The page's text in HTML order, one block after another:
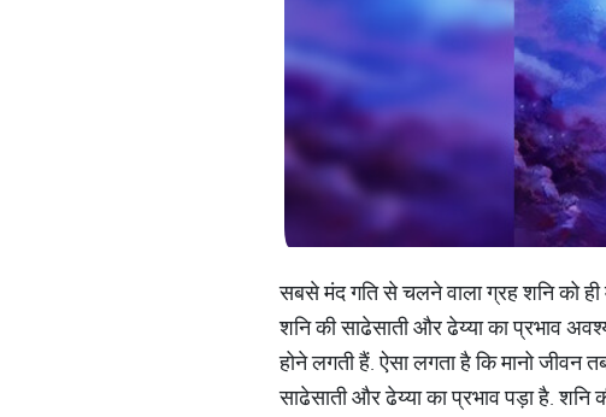
सबसे मंद गति से चलने वाला ग्रह शनि को ही
शनि की साढेसाती और ढेय्या का प्रभाव
होने लगती हैं. ऐसा लगता है कि मानो जीवन
साढेसाती और ढेय्या का प्रभाव पड़ा है.